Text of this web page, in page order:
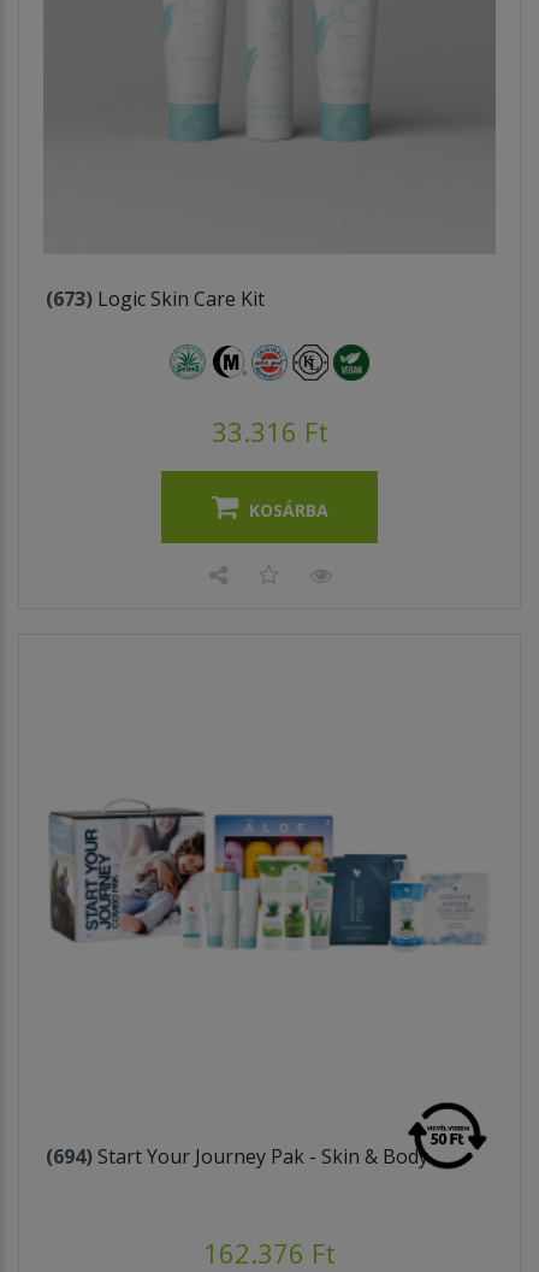
(673) Logic Skin Care Kit
33.316 Ft
KOSÁRBA
(694) Start Your Journey Pak - Skin & Body
162.376 Ft